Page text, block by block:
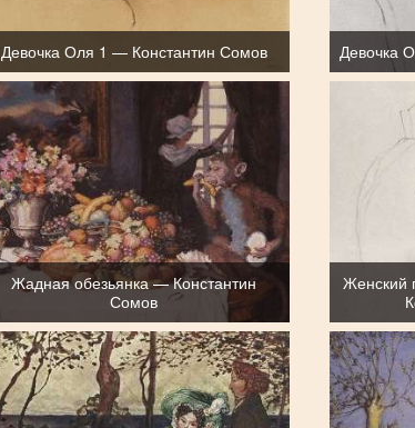
Девочка Оля 1 — Константин Сомов Девочка
Жадная обезьянка — Константин
Сомов
Женский